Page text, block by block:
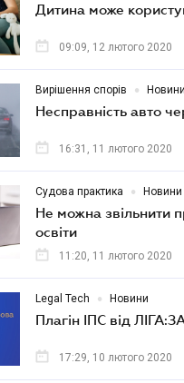
Дитина може
09:09, 12 лютого 2020
Вирішення спорів • Новини
Несправність авто
16:31, 11 лютого 2020
Судова практика • Новини
Не можна звільнити
освіти
11:20, 11 лютого 2020
Legal Tech • Новини
Плагін ІПС від
17:29, 10 лютого 2020